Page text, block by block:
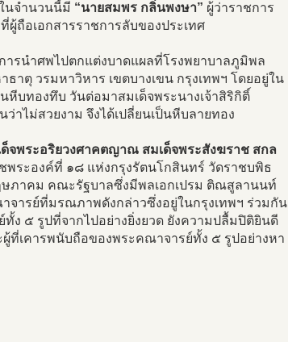
นจำนวนนี้มี “นายสมพร กลิ่นพงษา” ผู้ว่าราชการ
ถือเอกสารราชการลับของประเทศ
รนำศพไปตกแต่งบาดแผลที่โรงพยาบาลภูมิพล
าตุ วรมหาวิหาร เขตบางเขน กรุงเทพฯ โดยอยู่ใน
บทองทึบ วันต่อมาสมเด็จพระนางเจ้าสิริกิติ์
าไม่สวยงาม จึงได้เปลี่ยนเป็นหีบลายทอง
ด็จพระอริยวงศาคตญาณ สมเด็จพระสังฆราช สกล
พระองค์ที่ ๑๘ แห่งกรุงรัตนโกสินทร์ วัดราชบพิธ
ภาคม คณะรัฐบาลซึ่งมีพลเอกเปรม ติณสูลานนท์
ารย์ที่มรณภาพดังกล่าวซึ่งอยู่ในกรุงเทพฯ ร่วมกัน
ทั้ง ๕ รูปที่จากไปอย่างยิ่งยวด ยังความปลื้มปิติยินดี
เคารพนับถือของพระคณาจารย์ทั้ง ๕ รูปอย่างหา